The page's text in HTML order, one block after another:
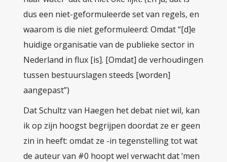
dus een niet-geformuleerde set van regels, en
waarom is die niet geformuleerd: Omdat “[d]e
huidige organisatie van de publieke sector in
Nederland in flux [is]. [Omdat] de verhoudingen
tussen bestuurslagen steeds [worden]
aangepast”)
Dat Schultz van Haegen het debat niet wil, kan
ik op zijn hoogst begrijpen doordat ze er geen
zin in heeft: omdat ze -in tegenstelling tot wat
de auteur van #0 hoopt wel verwacht dat ‘men